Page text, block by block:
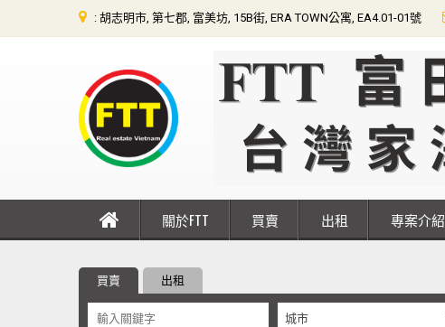
: 胡志明市, 第七郡, 富美坊, 15B街, ERA TOWN公寓, EA4.01-01號
關於FTT 買賣 出租 專案介紹
買賣 出租
城市